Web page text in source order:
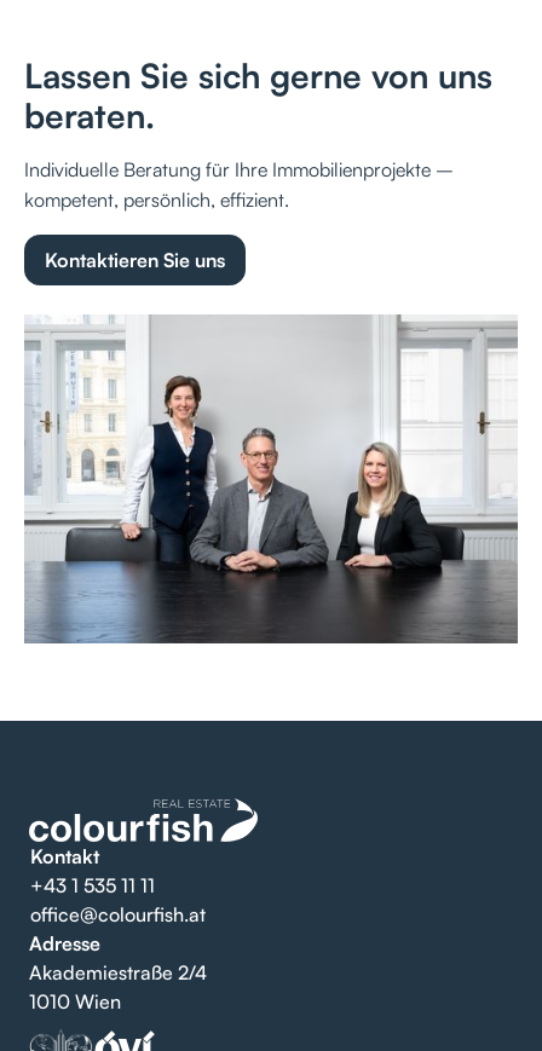
Lassen Sie sich gerne von uns
beraten.
Individuelle Beratung für Ihre Immobilienprojekte –
kompetent, persönlich, effizient.
Kontaktieren Sie uns
Kontakt
+43 1 535 11 11
office@colourfish.at
Adresse
Akademiestraße 2/4
1010 Wien